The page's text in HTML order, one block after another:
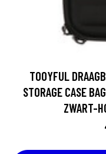
TOOYFUL
STORAGE CASE
ZWART-